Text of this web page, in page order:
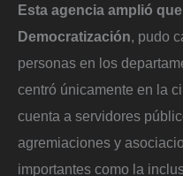
Esta agencia amplió
Democratización, pudo
personas en los
centró únicamente en la
cuenta a servidores
agremiaciones y
importantes como la